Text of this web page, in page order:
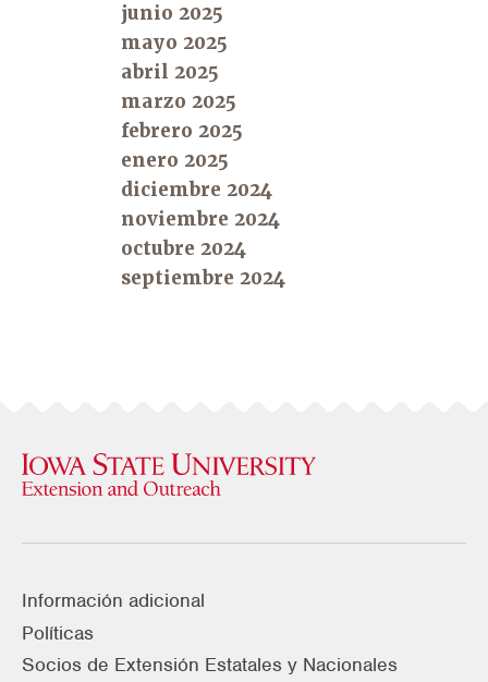
junio 2025
mayo 2025
abril 2025
marzo 2025
febrero 2025
enero 2025
diciembre 2024
noviembre 2024
octubre 2024
septiembre 2024
Información adicional
Políticas
Socios de Extensión Estatales y Nacionales